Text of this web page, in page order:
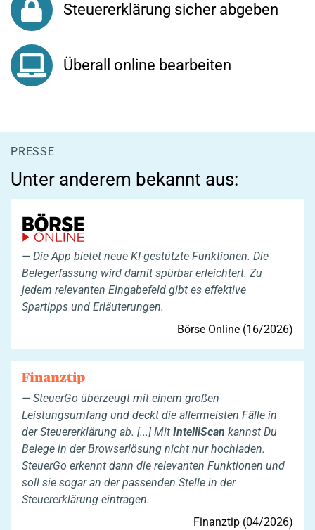
Steuererklärung sicher abgeben
Überall online bearbeiten
PRESSE
Unter anderem bekannt aus:
Die App bietet neue KI-gestützte Funktionen. Die
Belegerfassung wird damit spürbar erleichtert. Zu
jedem relevanten Eingabefeld gibt es effektive
Spartipps und Erläuterungen.
Börse Online (16/2026)
SteuerGo überzeugt mit einem großen
Leistungsumfang und deckt die allermeisten Fälle in
der Steuererklärung ab. [...] Mit IntelliScan kannst Du
Belege in der Browserlösung nicht nur hochladen.
SteuerGo erkennt dann die relevanten Funktionen und
soll sie sogar an der passenden Stelle in der
Steuererklärung eintragen.
Finanztip (04/2026)